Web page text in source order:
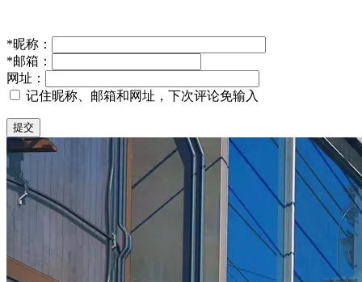
*昵称：
*邮箱：
网址：
记住昵称、邮箱和网址，下次评论免输入
提交